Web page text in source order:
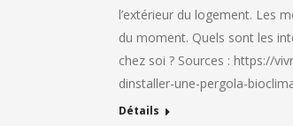
l’extérieur du logement. Les
du moment. Quels sont les
chez soi ? Sources : https://
dinstaller-une-pergola-
Détails